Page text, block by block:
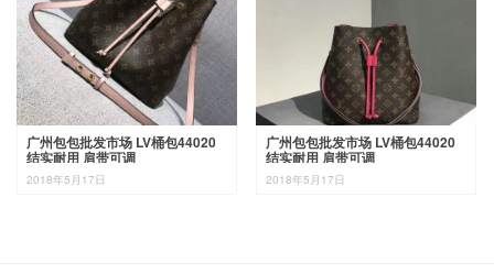
广州包包批发市场 LV桶包44020
结实耐用 肩带可调
2018年5月17日
广州包包批发市场 LV桶包44020
结实耐用 肩带可调
2018年5月17日